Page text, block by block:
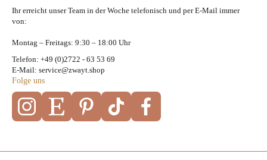
Ihr erreicht unser Team in der Woche telefonisch und per E-Mail immer
von:
Montag – Freitags: 9:30 – 18:00 Uhr
Telefon: +49 (0)2722 - 63 53 69
E-Mail: service@zwayt.shop
Folge uns